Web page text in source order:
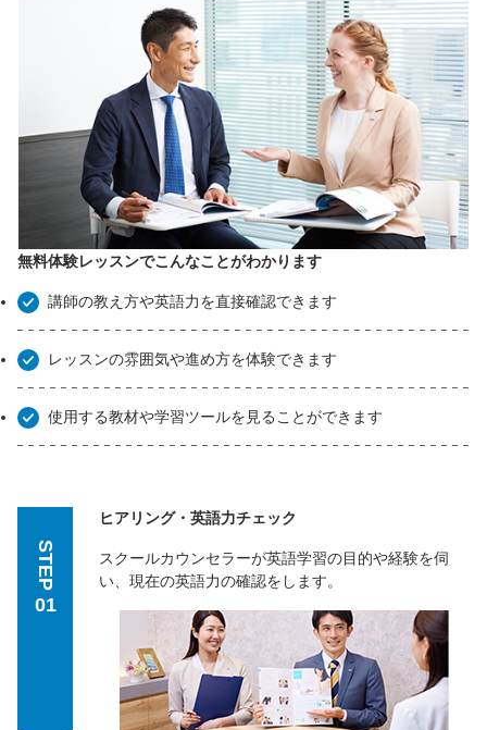
無料体験レッスンでこんなことがわかります
講師の教え方や英語力を直接確認できます
レッスンの雰囲気や進め方を体験できます
使用する教材や学習ツールを見ることができます
STEP
01
ヒアリング・英語力チェック
スクールカウンセラーが英語学習の目的や経験を伺
い、現在の英語力の確認をします。